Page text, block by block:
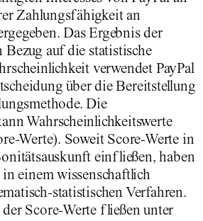
Zahlungsfähigkeit an
Das Ergebnis der
auf die statistische
verwendet PayPal
über die Bereitstellung
Die
Wahrscheinlichkeitswerte
Werte). Soweit Score-Werte in
einfließen, haben
einem wissenschaftlich
statistischen Verfahren.
Score-Werte fließen unter